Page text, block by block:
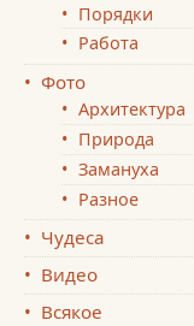
Порядки
Работа
Фото
Архитектура
Природа
Замануха
Разное
Чудеса
Видео
Всякое